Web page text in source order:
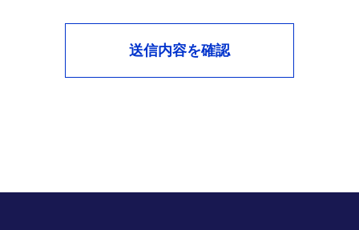
株式会社ホンヤク社
TEL：03-6841-1121
同意頂けなかった場合について
個人情報のご提供に関して同意を頂けない